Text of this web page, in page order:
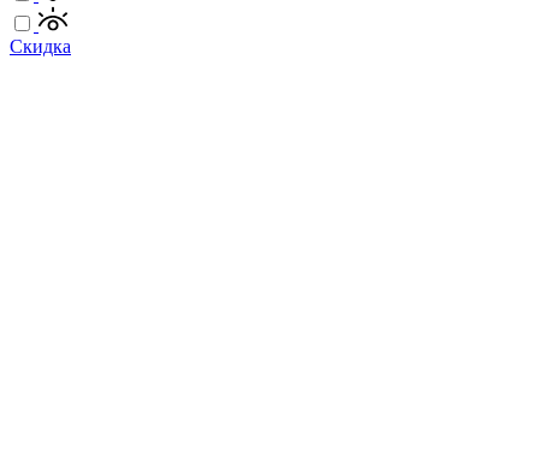
Скидка